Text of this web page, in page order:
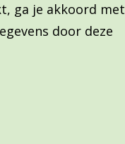
ga je akkoord
door deze